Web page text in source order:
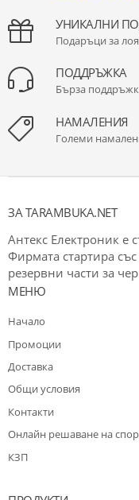
УНИКАЛНИ
Подаръци за
ПОДДРЪЖКА
Бърза
НАМАЛЕНИЯ
Големи
ЗА TARAMBUKA.NET
Антекс Електроник е
Фирмата стартира
резервни части за
МЕНЮ
Начало
Промоции
Доставка
Общи условия
Контакти
Oнлайн решаване на
КЗП